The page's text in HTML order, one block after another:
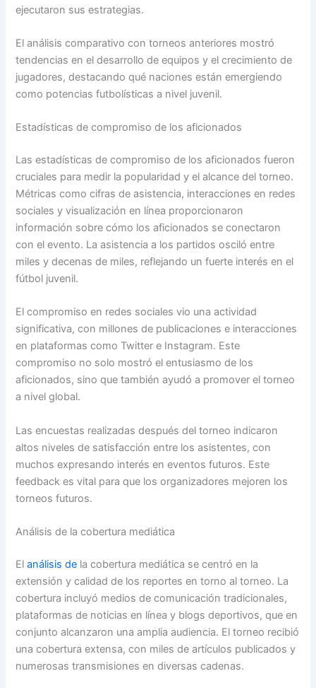
ejecutaron sus estrategias.
El análisis comparativo con torneos anteriores mostró
tendencias en el desarrollo de equipos y el crecimiento de
jugadores, destacando qué naciones están emergiendo
como potencias futbolísticas a nivel juvenil.
Estadísticas de compromiso de los aficionados
Las estadísticas de compromiso de los aficionados fueron
cruciales para medir la popularidad y el alcance del torneo.
Métricas como cifras de asistencia, interacciones en redes
sociales y visualización en línea proporcionaron
información sobre cómo los aficionados se conectaron
con el evento. La asistencia a los partidos osciló entre
miles y decenas de miles, reflejando un fuerte interés en el
fútbol juvenil.
El compromiso en redes sociales vio una actividad
significativa, con millones de publicaciones e interacciones
en plataformas como Twitter e Instagram. Este
compromiso no solo mostró el entusiasmo de los
aficionados, sino que también ayudó a promover el torneo
a nivel global.
Las encuestas realizadas después del torneo indicaron
altos niveles de satisfacción entre los asistentes, con
muchos expresando interés en eventos futuros. Este
feedback es vital para que los organizadores mejoren los
torneos futuros.
Análisis de la cobertura mediática
Elanálisis de la cobertura mediática se centró en la
extensión y calidad de los reportes en torno al torneo. La
cobertura incluyó medios de comunicación tradicionales,
plataformas de noticias en línea y blogs deportivos, que en
conjunto alcanzaron una amplia audiencia. El torneo recibió
una cobertura extensa, con miles de artículos publicados y
numerosas transmisiones en diversas cadenas.